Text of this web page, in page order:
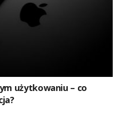
użytkowaniu – co